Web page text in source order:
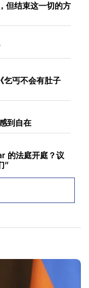
但结束这一切的方
丐不会有肚子
到自在
的法庭开庭？议
”
们”
儿的婚礼准备的